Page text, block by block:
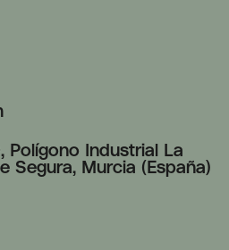
Polígono Industrial La
Segura, Murcia (España)